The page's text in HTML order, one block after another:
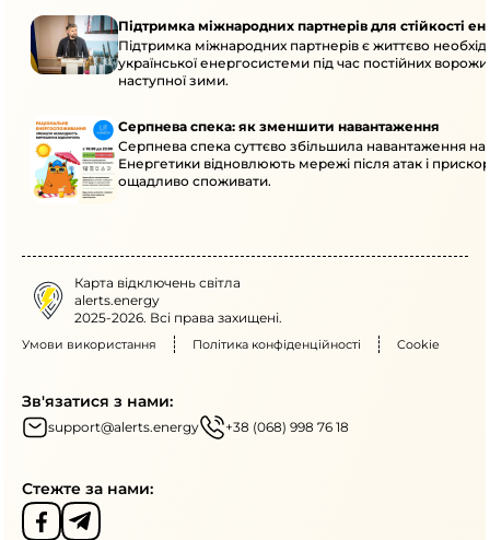
Підтримка міжнародних партнерів для стійкості
Підтримка міжнародних партнерів є життєво
української енергосистеми під час постійних
наступної зими.
Серпнева спека: як зменшити навантаження
Серпнева спека суттєво збільшила навантаження
Енергетики відновлюють мережі після атак і
ощадливо споживати.
Карта відключень світла
alerts.energy
2025-2026. Всі права захищені.
Умови використання Політика конфіденційності Cookie
Зв'язатися з нами:
support@alerts.energy +38 (068) 998 76 18
Стежте за нами: